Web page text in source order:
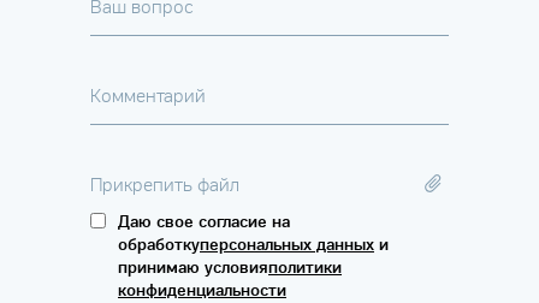
Ваш вопрос
Комментарий
Прикрепить файл
Даю свое согласие на
обработкуперсональных данных и
принимаю условияполитики
конфиденциальности